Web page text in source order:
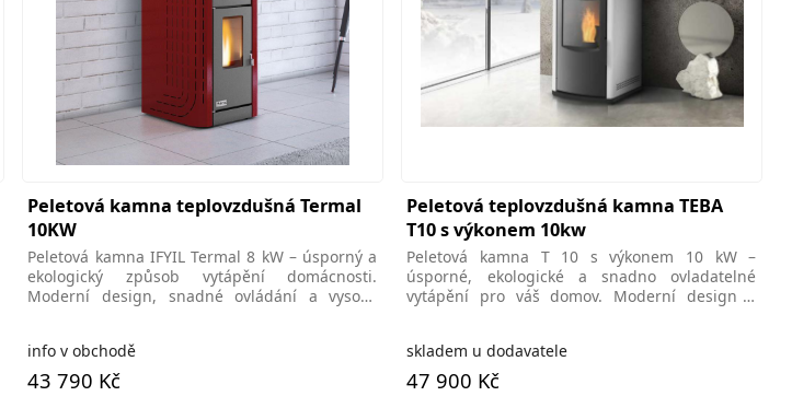
Peletová kamna teplovzdušná Termal
10KW
Peletová kamna IFYIL Termal 8 kW – úsporný a
ekologický způsob vytápění domácnosti.
Moderní design, snadné ovládání a vysoká
info v obchodě
43 790 Kč
Peletová teplovzdušná kamna TEBA
T10 s výkonem 10kw
Peletová kamna T 10 s výkonem 10 kW –
úsporné, ekologické a snadno ovladatelné
vytápění pro váš domov. Moderní design a
skladem u dodavatele
47 900 Kč